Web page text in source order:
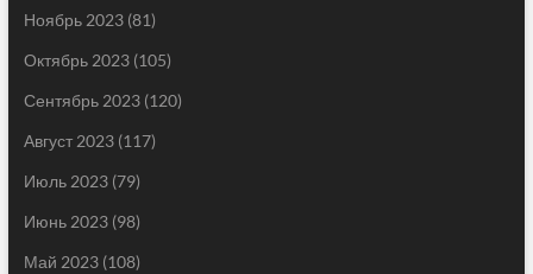
Ноябрь 2023(81)
Октябрь 2023(105)
Сентябрь 2023(120)
Август 2023(117)
Июль 2023(79)
Июнь 2023(98)
Май 2023(108)